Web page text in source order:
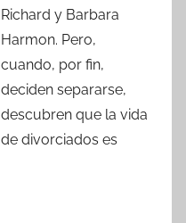
Richard y Barbara
Harmon. Pero,
cuando, por fin,
deciden separarse,
descubren que la vida
de divorciados es